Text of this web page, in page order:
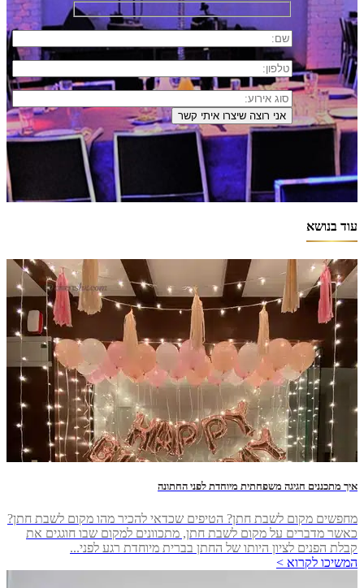
עוד בנושא
איך מתכננים חגיגה משפחתית מיוחדת לפני החתונה
מחפשים מקום לשבת חתן? הטיפים שכדאי להכיר מהו מקום לשבת חתן?
כאשר מדברים על מקום לשבת חתן, מתכוונים למקום שבו חוגגים את
קבלת הפנים לציון היותו של החתן בברית מיוחדת רגע לפני...
המשיכו לקרוא >